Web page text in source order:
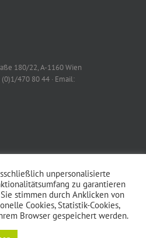
180/22, A-1160 Wien
(0)1/470 80 44 · Email:
vorbehalten | Impressum|AGBs|
auf unserer Website und um die
unpersonalisierte
zu garantieren
stimmen durch Anklicken von
Cookies, Statistik-Cookies,
Browser gespeichert werden.